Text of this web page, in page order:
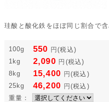
珪酸と酸化鉄をほぼ同じ割合で
100g 550 円(税込)
1kg
2,090 円 (税込)
8kg
15,400 円(税込)
25kg
46,200 円(税込)
重量：